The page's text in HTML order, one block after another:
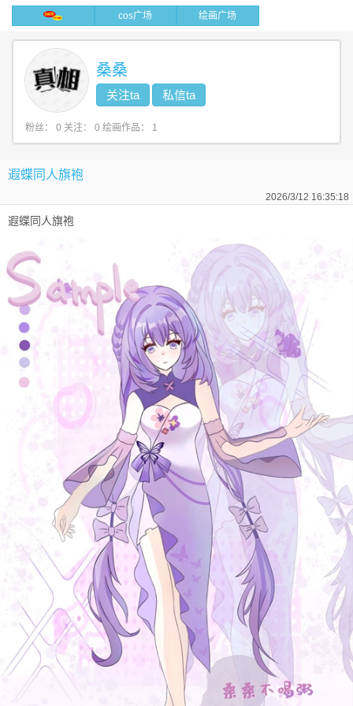
cos广场 绘画广场
桑桑
关注ta 私信ta
粉丝： 0 关注： 0 绘画作品： 1
遐蝶同人旗袍
2026/3/12 16:35:18
遐蝶同人旗袍